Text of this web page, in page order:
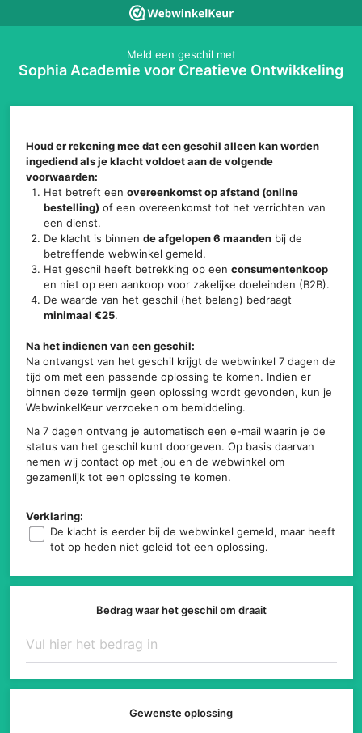
Meld een geschil met
Sophia Academie voor Creatieve Ontwikkeling
Houd er rekening mee dat een geschil alleen kan worden
ingediend als je klacht voldoet aan de volgende
voorwaarden:
Het betreft eenovereenkomst op afstand (online
bestelling) of een overeenkomst tot het verrichten van
een dienst.
De klacht is binnende afgelopen 6 maanden bij de
betreffende webwinkel gemeld.
Het geschil heeft betrekking op eenconsumentenkoop
en niet op een aankoop voor zakelijke doeleinden (B2B).
De waarde van het geschil (het belang) bedraagt
minimaal €25.
Na het indienen van een geschil:
Na ontvangst van het geschil krijgt de webwinkel 7 dagen de
tijd om met een passende oplossing te komen. Indien er
binnen deze termijn geen oplossing wordt gevonden, kun je
WebwinkelKeur verzoeken om bemiddeling.
Na 7 dagen ontvang je automatisch een e-mail waarin je de
status van het geschil kunt doorgeven. Op basis daarvan
nemen wij contact op met jou en de webwinkel om
gezamenlijk tot een oplossing te komen.
Verklaring:
De klacht is eerder bij de webwinkel gemeld, maar heeft
tot op heden niet geleid tot een oplossing.
Bedrag waar het geschil om draait
Gewenste oplossing